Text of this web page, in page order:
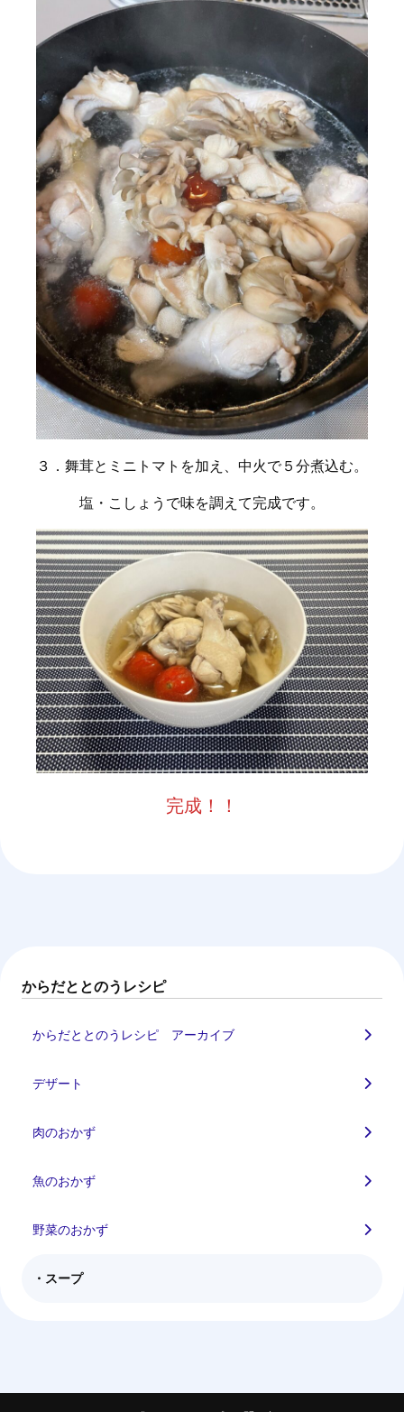
３．舞茸とミニトマトを加え、中火で５分煮込む。
塩・こしょうで味を調えて完成です。
完成！！
からだととのうレシピ
からだととのうレシピ アーカイブ
デザート
肉のおかず
魚のおかず
野菜のおかず
スープ